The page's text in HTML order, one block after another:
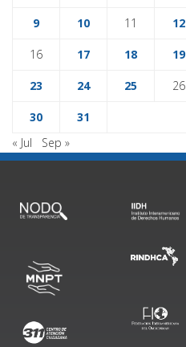
9 10 11 12
16 17 18 19
23 24 25 26
30
31
« Jul
Sep »